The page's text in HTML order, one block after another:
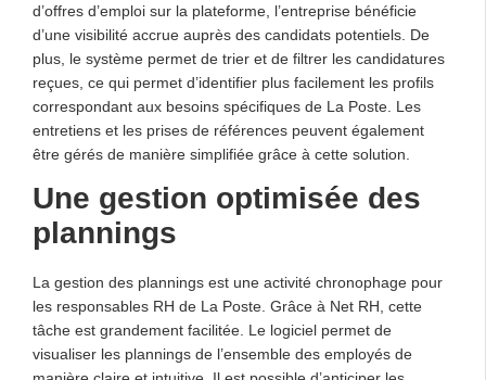
d’offres d’emploi sur la plateforme, l’entreprise bénéficie
d’une visibilité accrue auprès des candidats potentiels. De
plus, le système permet de trier et de filtrer les candidatures
reçues, ce qui permet d’identifier plus facilement les profils
correspondant aux besoins spécifiques de La Poste. Les
entretiens et les prises de références peuvent également
être gérés de manière simplifiée grâce à cette solution.
Une gestion optimisée des
plannings
La gestion des plannings est une activité chronophage pour
les responsables RH de La Poste. Grâce à Net RH, cette
tâche est grandement facilitée. Le logiciel permet de
visualiser les plannings de l’ensemble des employés de